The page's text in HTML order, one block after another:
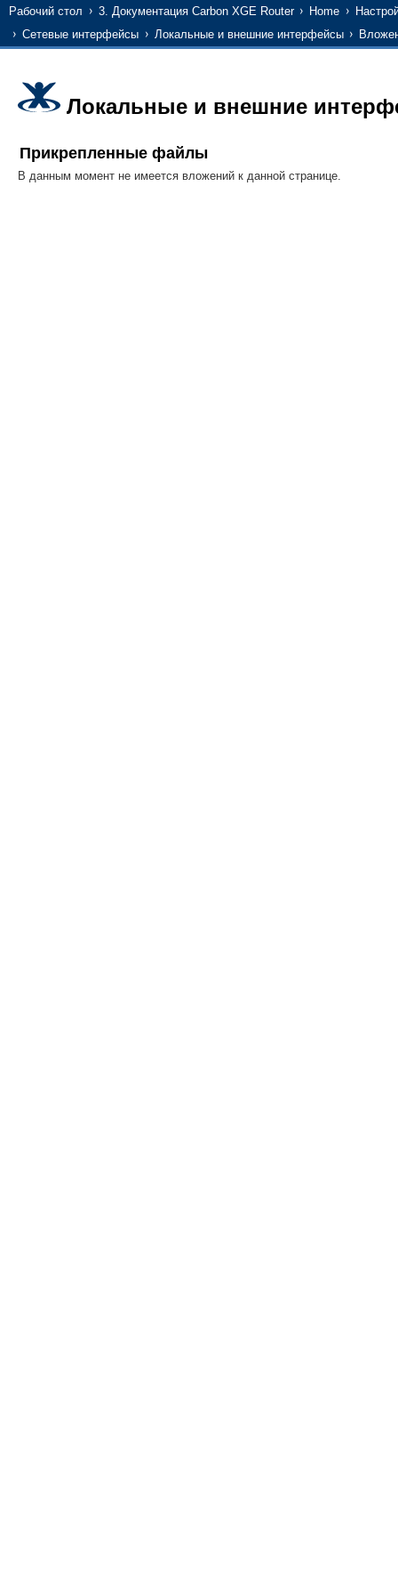
Рабочий стол 3. Документация Carbon XGE Router Home
Сетевые интерфейсы
Локальные и внешние интерфейсы
Локальные и внешние
Прикрепленные файлы
В данным момент не имеется вложений к данной странице.